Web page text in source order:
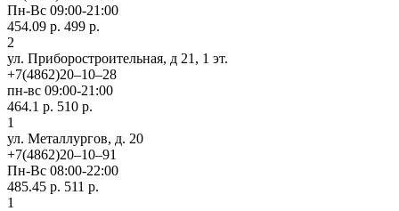
Пн-Вс 09:00-21:00
454.09 р. 499 р.
2
ул. Приборостроительная, д 21, 1 эт.
+7(4862)20‒10‒28
пн-вс 09:00-21:00
464.1 р. 510 р.
1
ул. ​Металлургов, д. 20
+7(4862)20‒10‒91
Пн-Вс 08:00-22:00
485.45 р. 511 р.
1